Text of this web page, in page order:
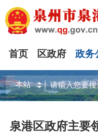
首页 区政府 政务
泉港区政府主要